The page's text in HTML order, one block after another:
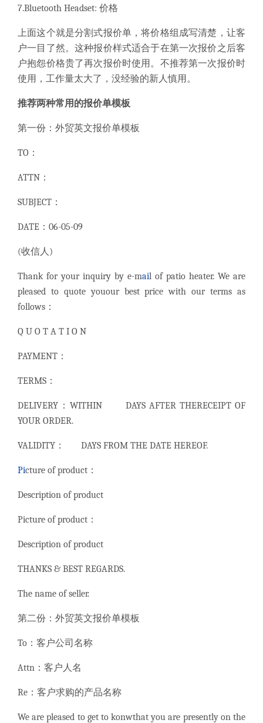
7.Bluetooth Headset: 价格
上面这个就是分割式报价单，将价格组成写清楚，让客
户一目了然。这种报价样式适合于在第一次报价之后客
户抱怨价格贵了再次报价时使用。不推荐第一次报价时
使用，工作量太大了，没经验的新人慎用。
推荐两种常用的报价单模板
第一份：外贸英文报价单模板
TO：
ATTN：
SUBJECT：
DATE：06-05-09
(收信人)
Thank for your inquiry by e-mail of patio heater. We are
pleased to quote youour best price with our terms as
follows：
Q U O T A T I O N
PAYMENT：
TERMS：
DELIVERY：WITHIN DAYS AFTER THERECEIPT OF
YOUR ORDER.
VALIDITY： DAYS FROM THE DATE HEREOF.
Picture of product：
Description of product
Picture of product：
Description of product
THANKS & BEST REGARDS.
The name of seller.
第二份：外贸英文报价单模板
To：客户公司名称
Attn：客户人名
Re：客户求购的产品名称
We are pleased to get to konwthat you are presently on the